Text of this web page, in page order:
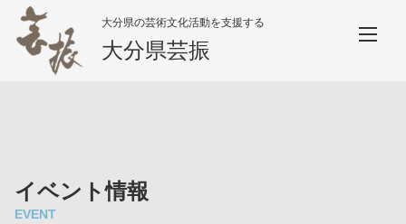
大分県の芸術文化活動を支援する
大分県芸振
イベント情報
EVENT